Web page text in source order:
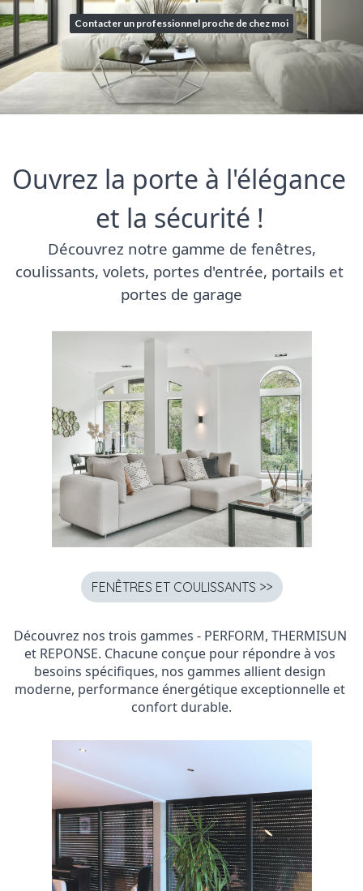
Contacter un professionnel proche de chez moi
Ouvrez la porte à l'élégance
et la sécurité !
coulissants, volets, portes d'entrée, portails et
portes de garage
FENÊTRES ET COULISSANTS >>
Découvrez nos trois gammes - PERFORM, THERMISUN
et REPONSE. Chacune conçue pour répondre à vos
besoins spécifiques, nos gammes allient design
moderne, performance énergétique exceptionnelle et
confort durable.